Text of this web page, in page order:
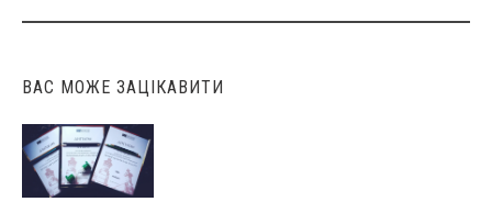
ВАС МОЖЕ ЗАЦІКАВИТИ